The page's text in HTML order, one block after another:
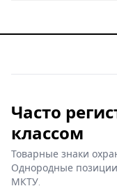
Часто
классом
Товарные знаки
Однородные позиции
МКТУ.